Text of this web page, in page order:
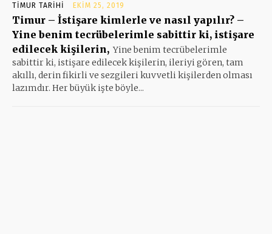
TIMUR TARIHI EKIM 25, 2019
Timur – İstişare kimlerle ve nasıl yapılır? –
Yine benim tecrübelerimle sabittir ki, istişare
edilecek kişilerin, Yine benim tecrübelerimle
sabittir ki, istişare edilecek kişilerin, ileriyi gören, tam
akıllı, derin fikirli ve sezgileri kuvvetli kişilerden olması
lazımdır. Her büyük işte böyle...